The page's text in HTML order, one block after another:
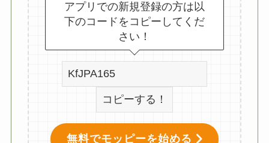
アプリでの新規登録の方は以
下のコードをコピーしてくだ
さい！
コピーする！
無料でモッピーを始める